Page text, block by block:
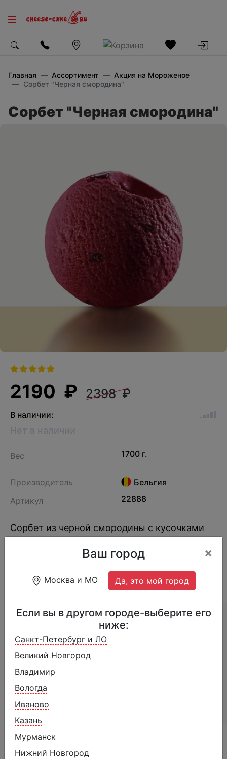
Ваш город ×
Москва и МО Да, это мой город
Если вы в другом городе-выберите его
ниже:
Санкт-Петербург и ЛО
Великий Новгород
Владимир
Вологда
Иваново
Казань
Мурманск
Нижний Новгород
Главная Ассортимент
Акция на Мороженое
Cорбет "Черная смородина"
Cорбет "Черная смородина"
2190 ₽ 2398 ₽
В наличии:
Вес 1700 г.
Производитель
Бельгия
Артикул
22888
Сорбет из черной смородины с кусочками
ОТЗЫВЫ (4) СОСТАВ
Срок годности: 24 месяца при температуре
Пищевая и энергетическая ценность на 100 г:
Белки
Жиры
Калорийность
Похожие товары